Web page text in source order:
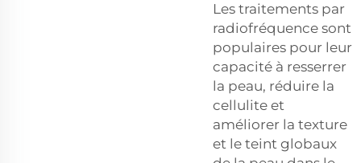
Les traitements par
radiofréquence sont
populaires pour leur
capacité à resserrer
la peau, réduire la
cellulite et
améliorer la texture
et le teint globaux